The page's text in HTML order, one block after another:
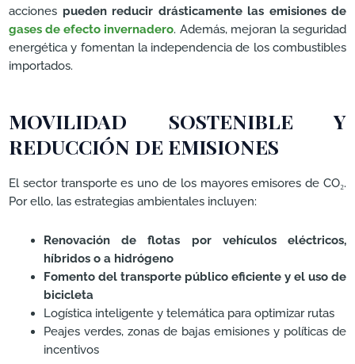
acciones pueden reducir drásticamente las emisiones de
gases de efecto invernadero. Además, mejoran la seguridad
energética y fomentan la independencia de los combustibles
importados.
MOVILIDAD SOSTENIBLE Y
REDUCCIÓN DE EMISIONES
El sector transporte es uno de los mayores emisores de CO₂.
Por ello, las estrategias ambientales incluyen:
Renovación de flotas por vehículos eléctricos,
híbridos o a hidrógeno
Fomento del transporte público eficiente y el uso de
bicicleta
Logística inteligente y telemática para optimizar rutas
Peajes verdes, zonas de bajas emisiones y políticas de
incentivos